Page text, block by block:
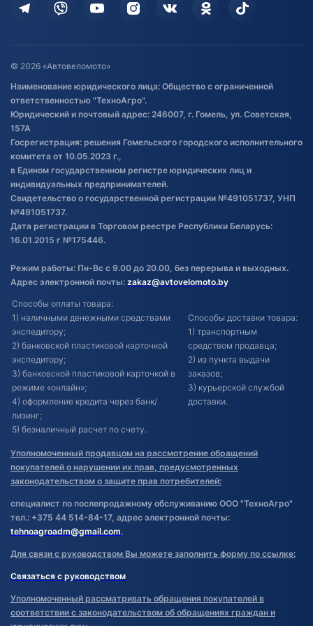
Дополнительные услуги
Оставить отзыв
Договор публичной оферты
Обработка файлов cookie
Постановка транспорта на учет
Обновления в ЭПТС 2024
© 2026 «Автовеломото»
Наименование юридического лица: Общество с ограниченной
ответственностью "ТехноАгро".
Юридический и почтовый адрес: 246007, г. Гомель, ул. Советская,
157А
Госрегистрация: решения Гомельского городского исполнительного
комитета от 10.05.2023 г.,
в Едином государственном регистре юридических лиц и
индивидуальных предпринимателей.
Свидетельство о государственной регистрации №491051737, УНП
№491051737.
Дата регистрации в Торговом реестре Республики Беларусь:
16.01.2015 г №175446.
Режим работы: Пн-Вс с 9.00 до 20.00, без перерыва и выходных.
Адрес электронной почты: zakaz@avtovelomoto.by
Способы оплаты товара:
1) наличными денежными средствами
экспедитору;
2) банковской пластиковой карточкой
экспедитору;
3) банковской пластиковой карточкой в
режиме «онлайн»;
4) оформление кредита через банк/
лизинг;
5) безналичный расчет по счету.
Способы доставки товара:
1) транспортным
средством продавца;
2) из пункта выдачи
заказов;
3) курьерской службой
доставки.
Уполномоченный продавцом на рассмотрение обращений
покупателей о нарушении их прав, предусмотренных
законодательством о защите прав потребителей:
специалист по послепродажному обслуживанию ООО "ТехноАгро"
тел.: +375 44 514-84-17, адрес электронной почты:
tehnoagroadm@gmail.com.
Для связи с руководством Вы можете заполнить форму по ссылке:
Связаться с руководством
Уполномоченный рассматривать обращения покупателей в
соответствии с законодательством об обращениях граждан и